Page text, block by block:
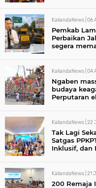
KaliandaNews | 06
Pemkab
Perbaikan
segera
KaliandaNews | 04
Ngaben
budaya
Perputaran
KaliandaNews | 22
Tak Lagi
Satgas
Inklusif, dan
KaliandaNews | 21
200 Remaja